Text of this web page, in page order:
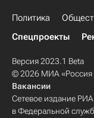
Политика
Спецпроекты
Версия 2023.1 Beta
© 2026 МИА «Россия
Вакансии
Сетевое издание
в Федеральной